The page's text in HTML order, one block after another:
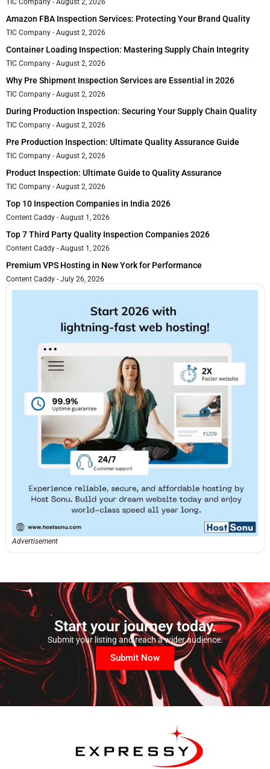
TIC Company August 2, 2026
Amazon FBA Inspection Services: Protecting Your Brand Quality
TIC Company August 2, 2026
Container Loading Inspection: Mastering Supply Chain Integrity
TIC Company August 2, 2026
Why Pre Shipment Inspection Services are Essential in 2026
TIC Company August 2, 2026
During Production Inspection: Securing Your Supply Chain Quality
TIC Company August 2, 2026
Pre Production Inspection: Ultimate Quality Assurance Guide
TIC Company August 2, 2026
Product Inspection: Ultimate Guide to Quality Assurance
TIC Company August 2, 2026
Top 10 Inspection Companies in India 2026
Content Caddy August 1, 2026
Top 7 Third Party Quality Inspection Companies 2026
Content Caddy August 1, 2026
Premium VPS Hosting in New York for Performance
Content Caddy July 26, 2026
Advertisement
Start your journey today.
Submit your listing and reach a wider audience.
Submit Now